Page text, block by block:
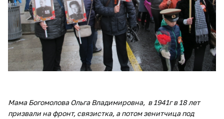
Мама Богомолова Ольга Владимировна, в 1941г в 18 лет
призвали на фронт, связистка, а потом зенитчица под